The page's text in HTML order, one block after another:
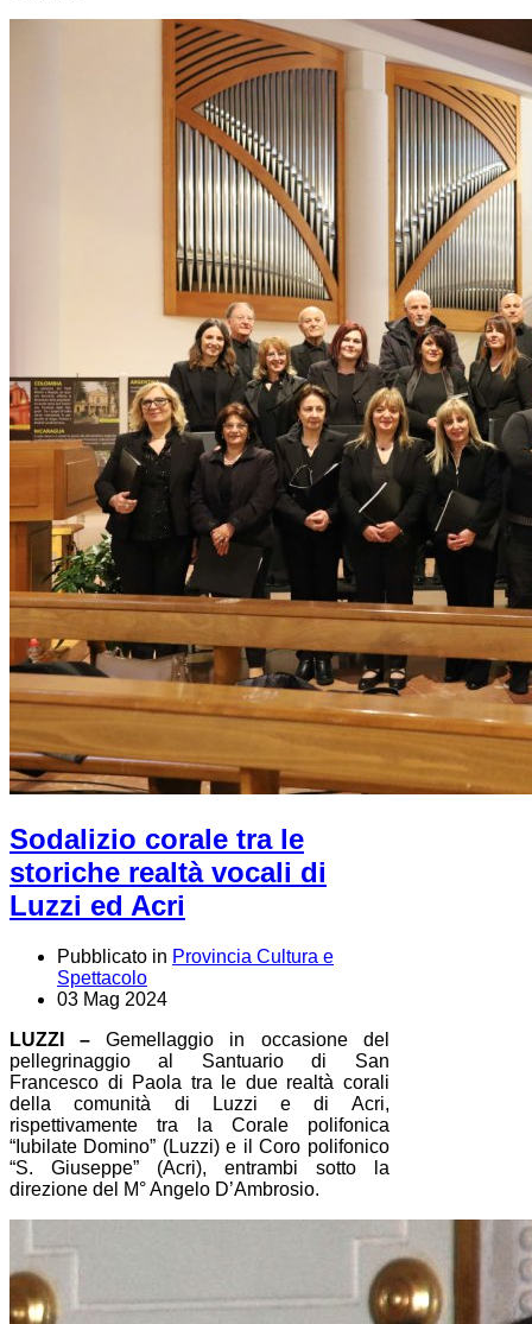
Sodalizio corale tra le
storiche realtà vocali di
Luzzi ed Acri
Pubblicato in Provincia Cultura e
Spettacolo
03 Mag 2024
LUZZI – Gemellaggio in occasione del
pellegrinaggio al Santuario di San
Francesco di Paola tra le due realtà corali
della comunità di Luzzi e di Acri,
rispettivamente tra la Corale polifonica
“Iubilate Domino” (Luzzi) e il Coro polifonico
“S. Giuseppe” (Acri), entrambi sotto la
direzione del M° Angelo D’Ambrosio.